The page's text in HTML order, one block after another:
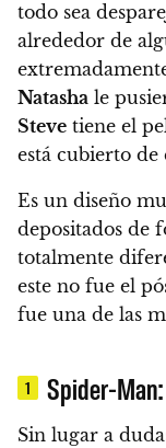
todo sea
alrededor de
Natasha le
Steve tiene el
está cubierto de
Es un diseño
depositados de
totalmente
este no fue el
fue una de las
1 Spider-
Sin lugar a